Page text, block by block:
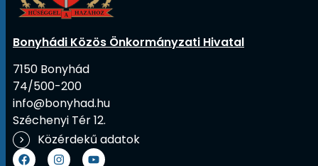
Bonyhádi Közös Önkormányzati Hivatal
7150 Bonyhád
74/500-200
info@bonyhad.hu
Széchenyi Tér 12.
Közérdekű adatok